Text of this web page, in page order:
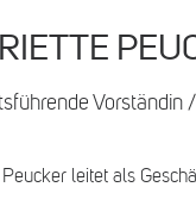
leitet als